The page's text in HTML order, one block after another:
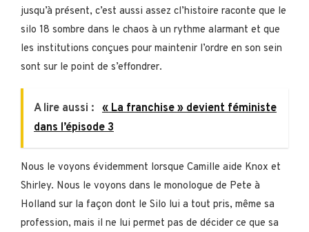
jusqu’à présent, c’est aussi assez cl’histoire raconte que le
silo 18 sombre dans le chaos à un rythme alarmant et que
les institutions conçues pour maintenir l’ordre en son sein
sont sur le point de s’effondrer.
A lire aussi : « La franchise » devient féministe
dans l’épisode 3
Nous le voyons évidemment lorsque Camille aide Knox et
Shirley. Nous le voyons dans le monologue de Pete à
Holland sur la façon dont le Silo lui a tout pris, même sa
profession, mais il ne lui permet pas de décider ce que sa